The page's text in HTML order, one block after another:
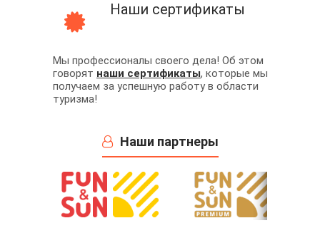
Наши сертификаты
Мы профессионалы своего дела! Об этом
говорят наши сертификаты, которые мы
получаем за успешную работу в области
туризма!
Наши партнеры